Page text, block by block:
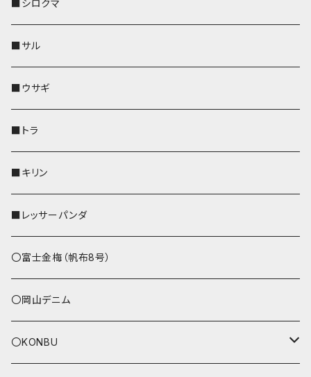
その他
財布
靴下・ミニタオル
その他
財布
その他
財布
靴下・ミニタオル
その他
ペットボトルホルダー
ペンホルダー
靴下・ミニタオル
財布
その他
AppleWatchバンド
財布
その他
名刺入れ・カードケース
AppleWatchバンド
財布
IDカードケース
ペットボトルホルダー
その他
リール付きストラップ
リールのみ
ストラップ付
AppleWatchバンド
メガネケース
財布
リール付きストラップ
リールのみ
ストラップ付
ペットボトルホルダー
キーケース
ペンホルダー
AppleWatchバンド
L字ファスナー財布
その他
名刺入れ
財布
Apple Watchバンド
■シロクマ
■サル
■ウサギ
■トラ
■キリン
■レッサーパンダ
〇富士金梅（帆布8号）
〇岡山デニム
〇KONBU